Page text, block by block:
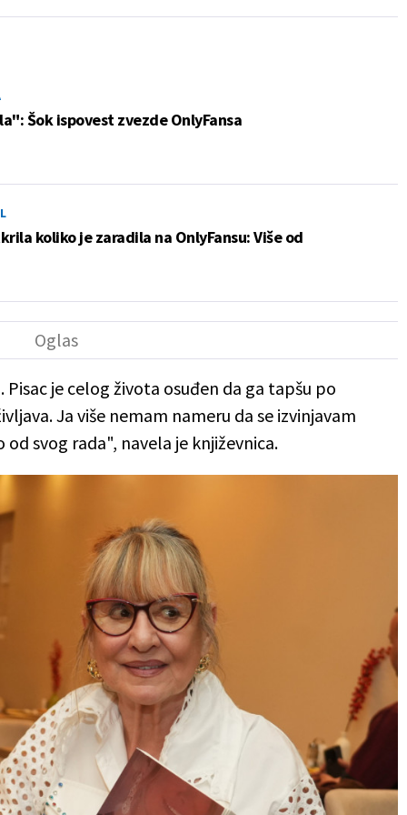
Šok ispovest zvezde OnlyFansa
koliko je zaradila na OnlyFansu: Više od
je celog života osuđen da ga tapšu po
Ja više nemam nameru da se izvinjavam
svog rada", navela je književnica.